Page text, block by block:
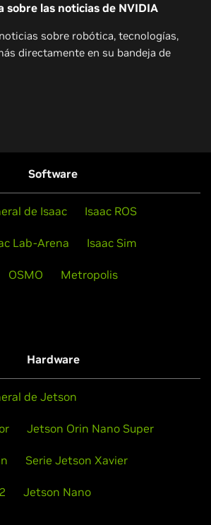
el futuro de la IA y de los
humanoides en todo el
para crear aplicaciones con
de NVIDIA.
emergente evolucione con
experiencia técnica,
de financiación.
en Inception
sobre las noticias de NVIDIA
sobre robótica, tecnologías,
directamente en su bandeja de
Software
de Isaac Isaac ROS
Lab-Arena Isaac Sim
OSMO Metropolis
Hardware
de Jetson
Jetson Orin Nano Super
Serie Jetson Xavier
Jetson Nano